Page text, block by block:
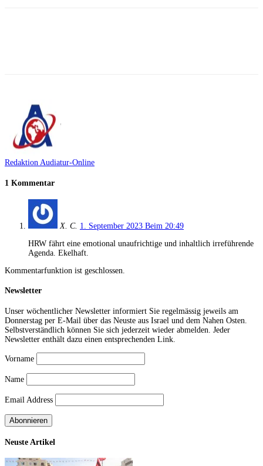
Redaktion Audiatur-Online
1 Kommentar
X. C. 1. September 2023 Beim 20:49
HRW fährt eine emotional unaufrichtige und inhaltlich irreführende
Agenda. Ekelhaft.
Kommentarfunktion ist geschlossen.
Newsletter
Unser wöchentlicher Newsletter informiert Sie regelmässig jeweils am
Donnerstag per E-Mail über das Neuste aus Israel und dem Nahen Osten.
Selbstverständlich können Sie sich jederzeit wieder abmelden. Jeder
Newsletter enthält dazu einen entsprechenden Link.
Vorname
Name
Email Address
Neuste Artikel